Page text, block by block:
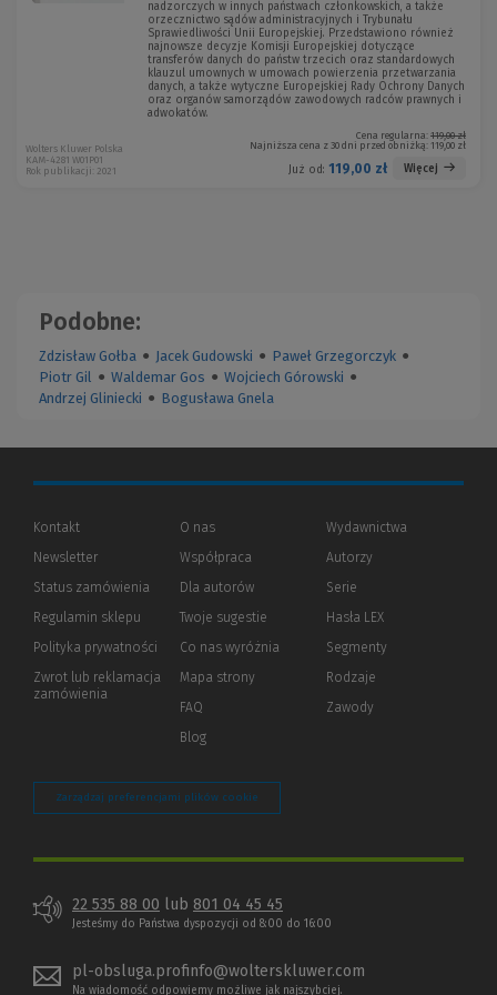
nadzorczych w innych państwach członkowskich, a także
orzecznictwo sądów administracyjnych i Trybunału
Sprawiedliwości Unii Europejskiej. Przedstawiono również
najnowsze decyzje Komisji Europejskiej dotyczące
transferów danych do państw trzecich oraz standardowych
klauzul umownych w umowach powierzenia przetwarzania
danych, a także wytyczne Europejskiej Rady Ochrony Danych
oraz organów samorządów zawodowych radców prawnych i
adwokatów.
Cena regularna: 119,00 zł
Najniższa cena z 30 dni przed obniżką: 119,00 zł
Już od: 119,00 zł Więcej
Wolters Kluwer Polska
KAM-4281 W01P01
Rok publikacji: 2021
Podobne:
Zdzisław Gołba ● Jacek Gudowski ● Paweł Grzegorczyk ●
Piotr Gil ● Waldemar Gos ● Wojciech Górowski ●
Andrzej Gliniecki ● Bogusława Gnela
Kontakt
Newsletter
Status zamówienia
Regulamin sklepu
Polityka prywatności (Nowe
(Link
innej
Zwrot lub reklamacja
zamówienia
O nas
Współpraca
Dla autorów(Nowe
(Link
innej
strony)
Twoje sugestie
Co nas wyróżnia
Mapa strony
FAQ
Blog
Wydawnictwa
Autorzy
Serie
Hasła LEX
Segmenty
Rodzaje
Zawody
Zarządzaj preferencjami plików cookie
22 535 88 00 lub 801 04 45 45
Jesteśmy do Państwa dyspozycji od 8:00 do 16:00
pl-obsluga.profinfo@wolterskluwer.com
Na wiadomość odpowiemy możliwe jak najszybciej.